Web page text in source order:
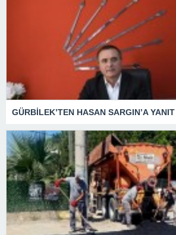
GÜRBİLEK’TEN HASAN SARGIN’A